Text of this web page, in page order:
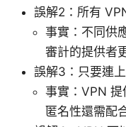
誤解2：所有
事實：不同供
審計的提供者
誤解3：只要連
事實：VPN 提
匿名性還需配